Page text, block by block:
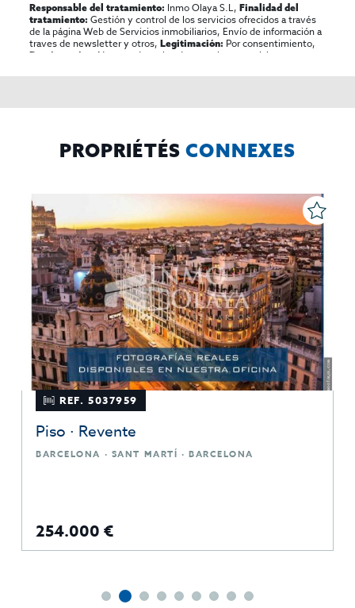
Responsable del tratamiento: Inmo Olaya S.L,Finalidad del
tratamiento: Gestión y control de los servicios ofrecidos a través
de la página Web de Servicios inmobiliarios, Envío de información a
traves de newsletter y otros,Legitimación: Por consentimiento,
Destinatarios:
No se cederan los datos, salvo para elaborar
rectificar y suprimir los datos, solicitar la portabilidad de los
PROPRIÉTÉS CONNEXES
REF. 5037959
Piso · Revente
BARCELONA · SANT MARTÍ · BARCELONA
254.000 €